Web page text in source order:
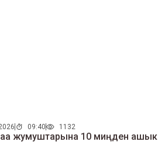
09:40 1132
жумуштарына 10 миңден ашык